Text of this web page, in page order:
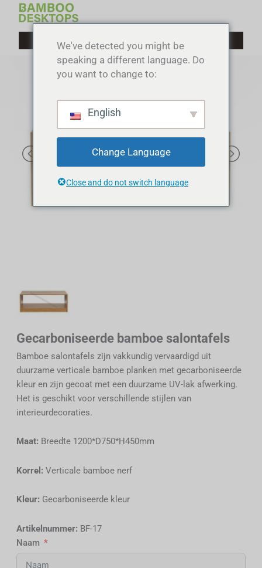
Spring
inhoud
Gecarboniseerde bamboe salontafels
Bamboe salontafels zijn vakkundig vervaardigd uit
duurzame verticale bamboe planken met gecarboniseerde
kleur en zijn gecoat met een duurzame UV-lak afwerking.
Het is geschikt voor verschillende stijlen van
interieurdecoraties.
Maat: Breedte 1200*D750*H450mm
Korrel: Verticale bamboe nerf
Kleur: Gecarboniseerde kleur
Artikelnummer: BF-17
Naam
We've detected you might be
speaking a different language. Do
you want to change to:
English
Change Language
Close and do not switch language